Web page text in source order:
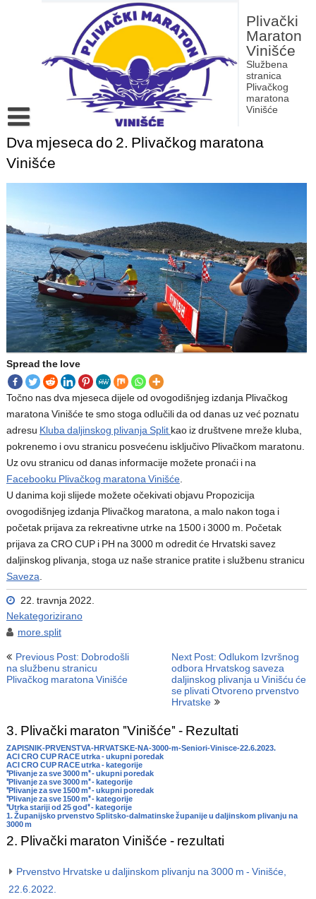
Plivački
Maraton
Vinišće
Službena
stranica
Plivačkog
maratona
Vinišće
Povijest Plivačkog maratona Vinišće
Rezultati dosadašnjih izdanja Plivačkog maratona Vinišće
Dva mjeseca do 2. Plivačkog maratona
Vinišće
Spread the love
Točno nas dva mjeseca dijele od ovogodišnjeg izdanja Plivačkog
maratona Vinišće te smo stoga odlučili da od danas uz već poznatu
adresu Kluba daljinskog plivanja Split kao iz društvene mreže kluba,
pokrenemo i ovu stranicu posvećenu isključivo Plivačkom maratonu.
Uz ovu stranicu od danas informacije možete pronaći i na
Facebooku Plivačkog maratona Vinišće.
U danima koji slijede možete očekivati objavu Propozicija
ovogodišnjeg izdanja Plivačkog maratona, a malo nakon toga i
početak prijava za rekreativne utrke na 1500 i 3000 m. Početak
prijava za CRO CUP i PH na 3000 m odredit će Hrvatski savez
daljinskog plivanja, stoga uz naše stranice pratite i službenu stranicu
Saveza
22. travnja 2022.
Nekategorizirano
more.split
Navigacija
objava
Previous Post: Dobrodošli
na službenu stranicu
Plivačkog maratona Vinišće
Next Post: Odlukom Izvršnog
odbora Hrvatskog saveza
daljinskog plivanja u Vinišću će
se plivati Otvoreno prvenstvo
Hrvatske
3. Plivački maraton "Vinišće" - Rezultati
ZAPISNIK-PRVENSTVA-HRVATSKE-NA-3000-m-Seniori-Vinisce-22.6.2023.
ACI CRO CUP RACE utrka - ukupni poredak
ACI CRO CUP RACE utrka - kategorije
"Plivanje za sve 3000 m" - ukupni poredak
"Plivanje za sve 3000 m" - kategorije
"Plivanje za sve 1500 m" - ukupni poredak
"Plivanje za sve 1500 m" - kategorije
"Utrka stariji od 25 god" - kategorije
1. Županijsko prvenstvo Splitsko-dalmatinske županije u daljinskom plivanju na
3000 m
2. Plivački maraton Vinišće - rezultati
Prvenstvo Hrvatske u daljinskom plivanju na 3000 m - Vinišće,
22.6.2022.